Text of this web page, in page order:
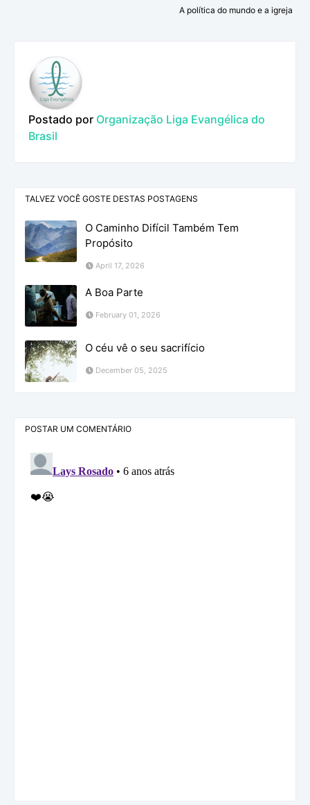
A política do mundo e a igreja
Postado por Organização Liga Evangélica do
Brasil
TALVEZ VOCÊ GOSTE DESTAS POSTAGENS
O Caminho Difícil Também Tem
Propósito
April 17, 2026
A Boa Parte
February 01, 2026
O céu vê o seu sacrifício
December 05, 2025
POSTAR UM COMENTÁRIO